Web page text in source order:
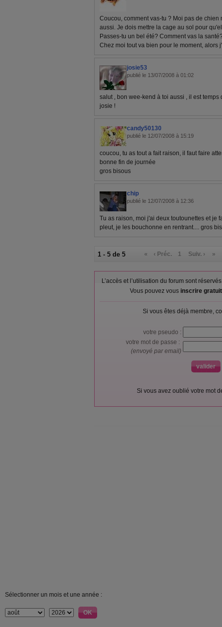
Coucou, comment vas-tu ? Moi pas de
aussi. Je dois mettre la cage au sol pour
Passes-tu un bel été? Comment vas la
Chez moi tout va bien pour le moment, alors
josie53
publié le 13/07/2008 à 01:02
salut , bon wee-kend à toi aussi , il est
josie !
candy50130
publié le 12/07/2008 à 15:19
coucou, tu as tout a fait raison, il faut faire
bonne fin de journée
gros bisous
chip
publié le 12/07/2008 à 12:36
Tu as raison, moi j'ai deux toutounettes et je
pleut, je les bouchonne en rentrant.... gros
1 - 5 de 5 « ‹ Préc. 1 Suiv. › »
L’accès et l’utilisation du forum sont
Vous pouvez vous inscrire
Si vous êtes déjà membre,
votre pseudo :
votre mot de passe :
(envoyé par email)
Si vous avez oublié votre mot
Sélectionner un mois et une année :